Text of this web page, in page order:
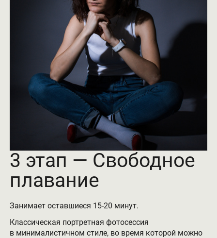
3 этап — Свободное
плавание
Занимает оставшиеся 15-20 минут.
Классическая портретная фотосессия
в минималистичном стиле, во время которой можно